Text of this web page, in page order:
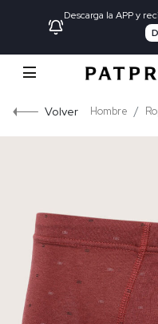
Descarga la APP y
Volver Hombre